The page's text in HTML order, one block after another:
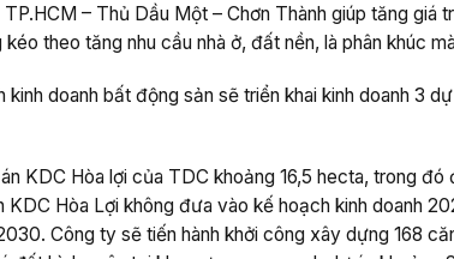
– Thủ Dầu Một – Chơn Thành giúp tăng giá
theo tăng nhu cầu nhà ở, đất nền, là phân khúc
doanh bất động sản sẽ triển khai kinh doanh 3
KDC Hòa lợi của TDC khoảng 16,5 hecta, trong đó
Hòa Lợi không đưa vào kế hoạch kinh doanh
Công ty sẽ tiến hành khởi công xây dựng 168